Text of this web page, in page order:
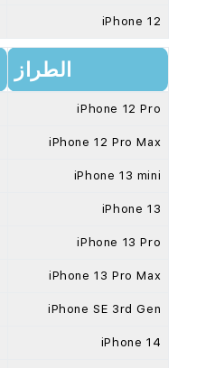
iPhone 12
الطراز
iPhone 12 Pro
iPhone 12 Pro Max
iPhone 13 mini
iPhone 13
iPhone 13 Pro
iPhone 13 Pro Max
iPhone SE 3rd Gen
iPhone 14